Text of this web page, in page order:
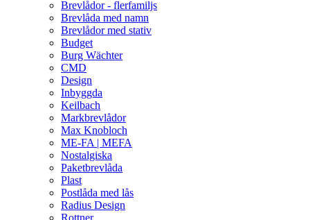
Brevlådor - flerfamiljs
Brevlåda med namn
Brevlådor med stativ
Budget
Burg Wächter
CMD
Design
Inbyggda
Keilbach
Markbrevlådor
Max Knobloch
ME-FA | MEFA
Nostalgiska
Paketbrevlåda
Plast
Postlåda med lås
Radius Design
Rottner